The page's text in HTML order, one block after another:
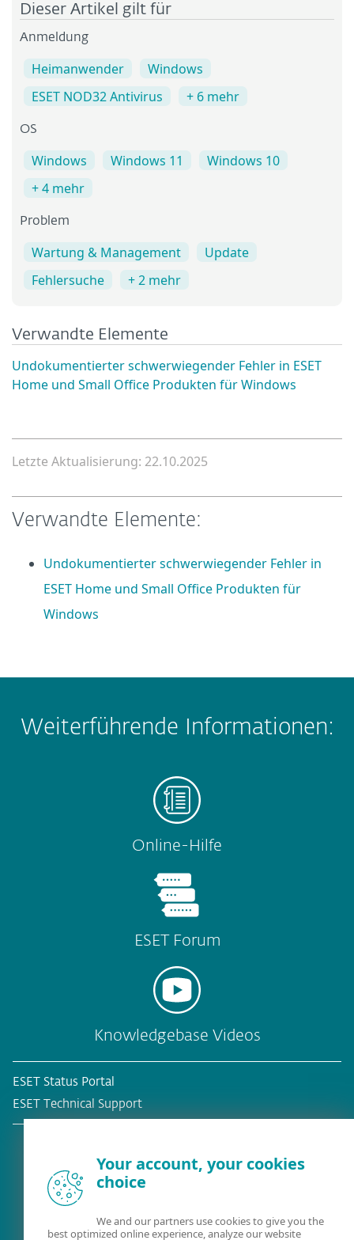
Dieser Artikel gilt für
Anmeldung
Heimanwender
Windows
ESET NOD32 Antivirus
+ 6 mehr
OS
Windows Windows 11
Windows 10
+ 4 mehr
Problem
Wartung & Management
Update
Fehlersuche
+ 2 mehr
Verwandte Elemente
Undokumentierter schwerwiegender Fehler in ESET
Home und Small Office Produkten für Windows
Letzte Aktualisierung: 22.10.2025
Verwandte Elemente:
Undokumentierter schwerwiegender Fehler in
ESET Home und Small Office Produkten für
Windows
Weiterführende Informationen:
Online-Hilfe
ESET Forum
Knowledgebase Videos
ESET Status Portal
ESET Technical Support
Your account, your cookies
choice
We and our partners use cookies to give you the
best optimized online experience, analyze our website